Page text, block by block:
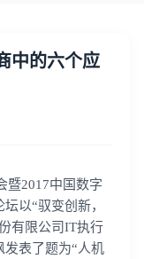
中的六个应
2017中国数字
以“驭变创新，
有限公司IT执行
发表了题为“人机